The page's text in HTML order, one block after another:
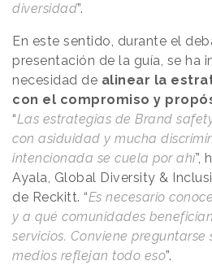
diversidad”.
En este sentido, durante el
presentación de la guía, se ha
necesidad de alinear la
con el compromiso y
“Las estrategias de Brand
con asiduidad y mucha
intencionada se cuela por ahí”,
Ayala, Global Diversity &
de Reckitt. “Es necesario
y a qué comunidades
servicios. Conviene preguntarse
medios reflejan todo eso”.